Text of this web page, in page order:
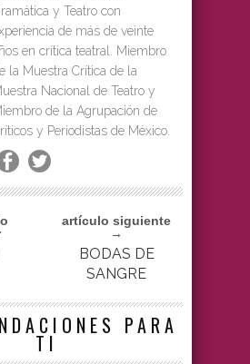
y Teatro con
de más de veinte
en crítica teatral. Miembro
la Muestra Crítica de la
Nacional de Teatro y
de la Agrupación de
y Periodistas de México.
artículo siguiente
→
BODAS DE
SANGRE
PARA
TI